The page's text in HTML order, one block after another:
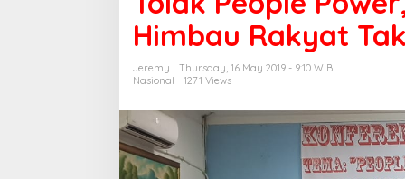
a
k
P
e
o
l
e
Himbau Rakyat
Jeremy
Thursday, 16 May 2019 - 9:10 WIB
Nasional
1271 Views